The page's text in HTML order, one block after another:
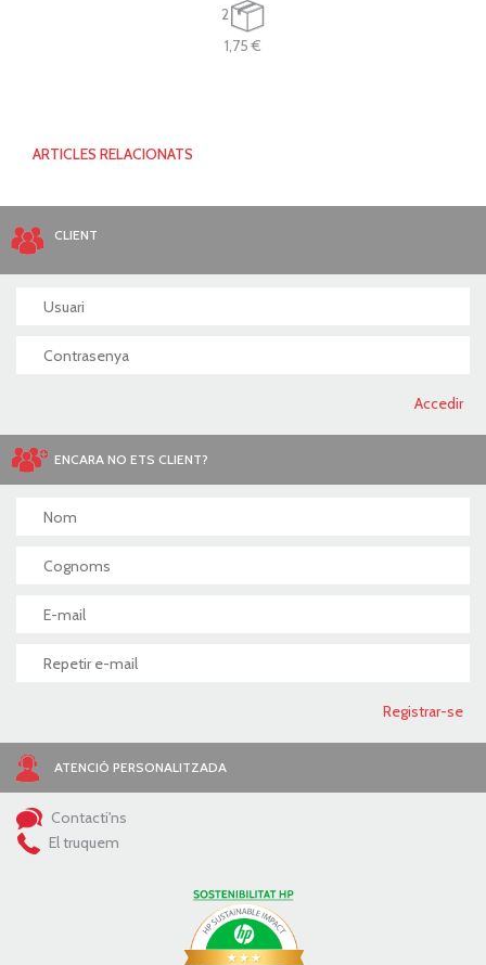
2
1,75 €
ARTICLES RELACIONATS
CLIENT
ENCARA NO ETS CLIENT?
ATENCIÓ PERSONALITZADA
Contacti'ns
El truquem